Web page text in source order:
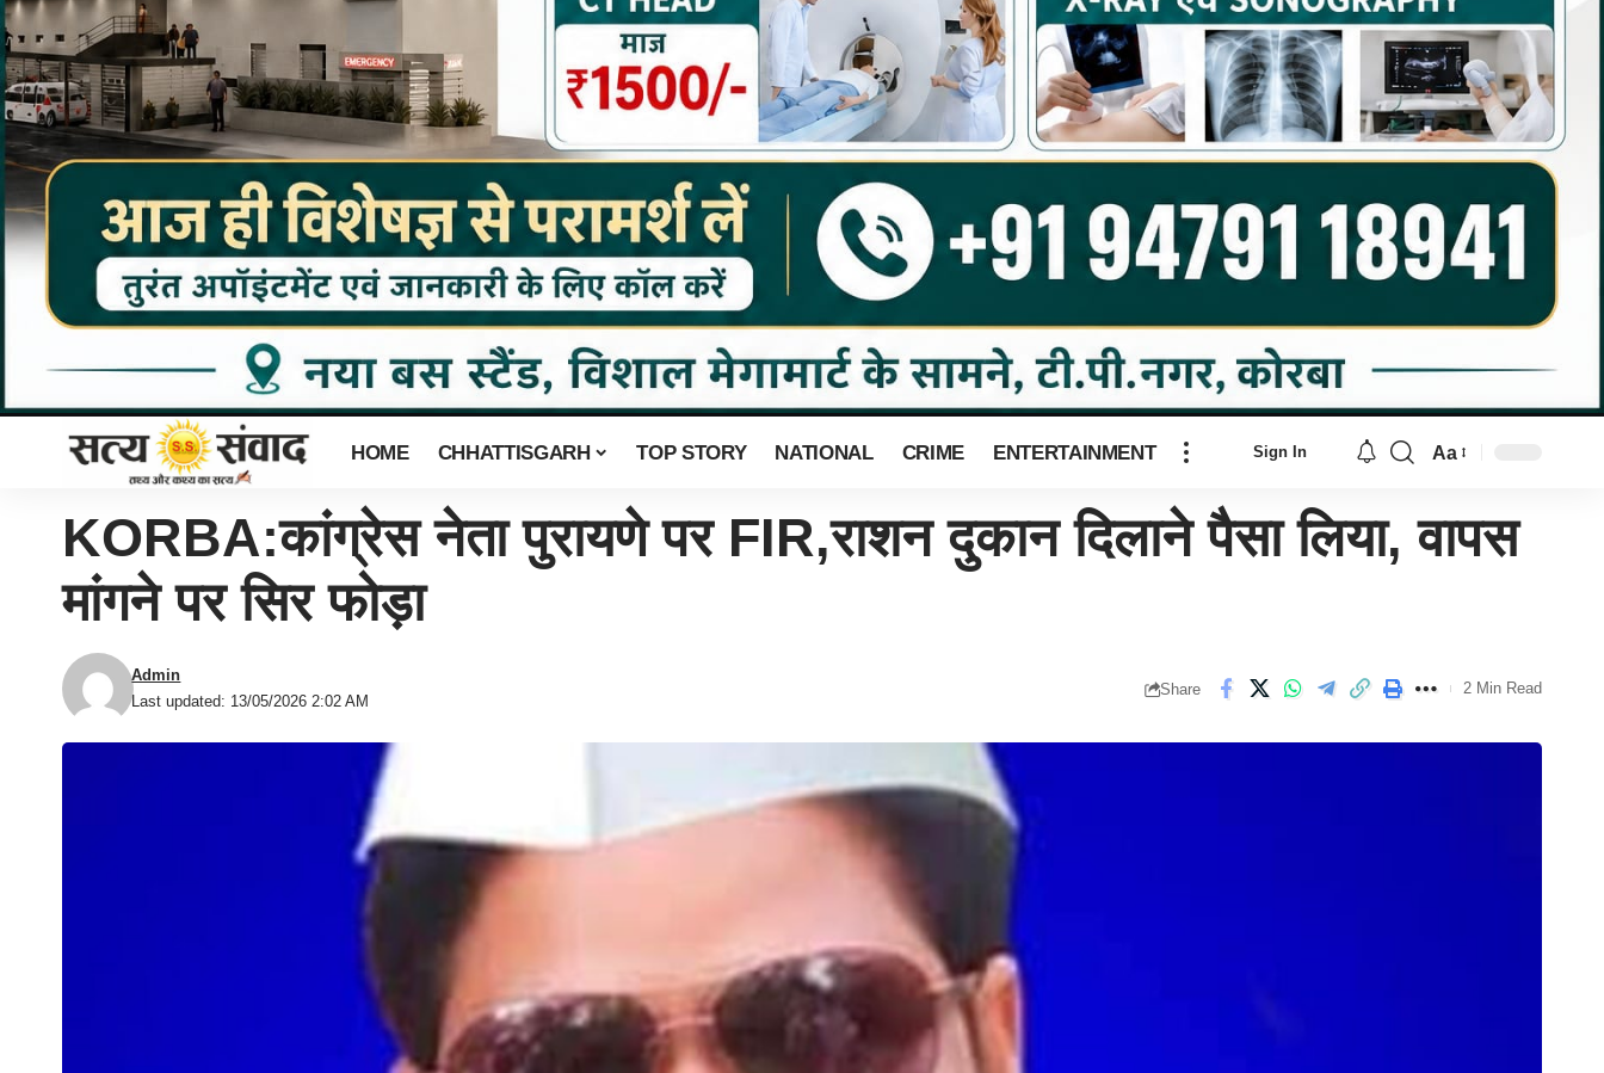
HOME CHHATTISGARH TOP STORY NATIONAL CRIME ENTERTAINMENT Sign In Aa
KORBA:कांग्रेस नेता पुरायणे पर FIR,राशन दुकान दिलाने पैसा लिया, वापस
मांगने पर सिर फोड़ा
Last updated: 13/05/2026 2:02 AM
Admin
Share 2 Min Read